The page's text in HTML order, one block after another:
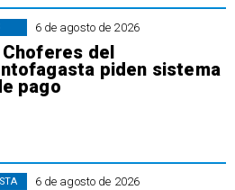
6 de agosto de 2026
del
piden sistema
pago
6 de agosto de 2026